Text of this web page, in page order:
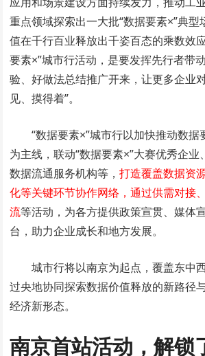
重点领域探索出一大批“数据要素×”典型
值在千行百业释放出千姿百态的乘数效
要素×”城市行活动，是要发挥先行者带
验、好做法总结推广开来，让更多企业
见、摸得着”。
“数据要素×”城市行以加快推动数
为主线，联动“数据要素×”大赛优秀企业
数据流通服务机构等，打造覆盖数据资
化等关键环节协作网络，通过供需对接
流等活动，为各方提供政策宣贯、媒体
台，助力企业成长和地方发展。
城市行将以南京为起点，覆盖东中
过央地协同探索数据价值释放的新路径
经济新形态。
南京首站活动，解锁